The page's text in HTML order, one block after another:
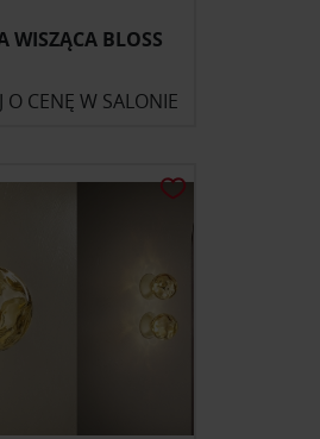
WISZĄCA BLOSS
O CENĘ W SALONIE